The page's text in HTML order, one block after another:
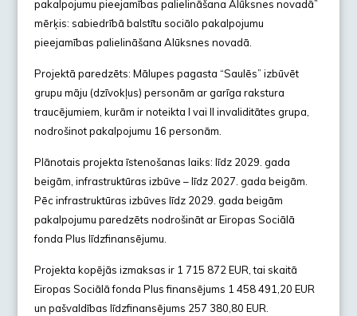
pakalpojumu pieejamības palielināšana Alūksnes novadā”
mērķis: sabiedrībā balstītu sociālo pakalpojumu
pieejamības palielināšana Alūksnes novadā.
Projektā paredzēts: Mālupes pagasta “Saulēs” izbūvēt
grupu māju (dzīvokļus) personām ar garīga rakstura
traucējumiem, kurām ir noteikta I vai II invaliditātes grupa,
nodrošinot pakalpojumu 16 personām.
Plānotais projekta īstenošanas laiks: līdz 2029. gada
beigām, infrastruktūras izbūve – līdz 2027. gada beigām.
Pēc infrastruktūras izbūves līdz 2029. gada beigām
pakalpojumu paredzēts nodrošināt ar Eiropas Sociālā
fonda Plus līdzfinansējumu.
Projekta kopējās izmaksas ir 1 715 872 EUR, tai skaitā
Eiropas Sociālā fonda Plus finansējums 1 458 491,20 EUR
un pašvaldības līdzfinansējums 257 380,80 EUR.